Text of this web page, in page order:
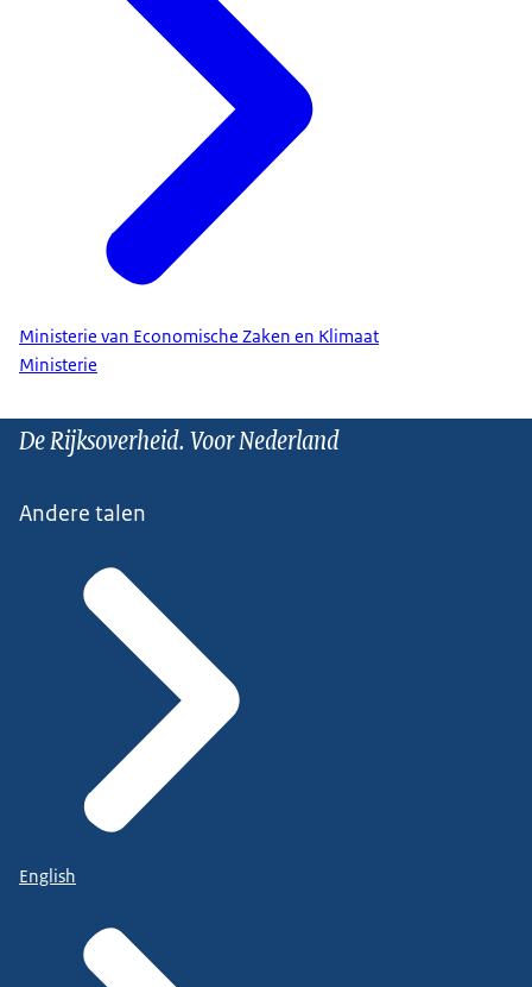
Ministerie van Economische Zaken en Klimaat
Ministerie
De Rijksoverheid. Voor Nederland
Andere talen
English